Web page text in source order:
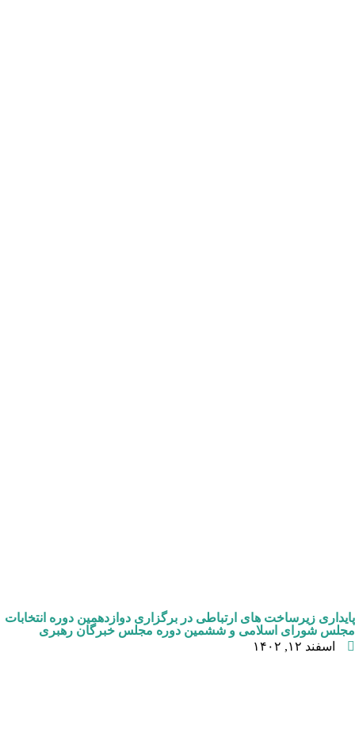
پایداری زیرساخت های ارتباطی در برگزاری دوازدهمین دوره انتخابات
مجلس شورای اسلامی و ششمین دوره مجلس خبرگان رهبری
اسفند ۱۲, ۱۴۰۲